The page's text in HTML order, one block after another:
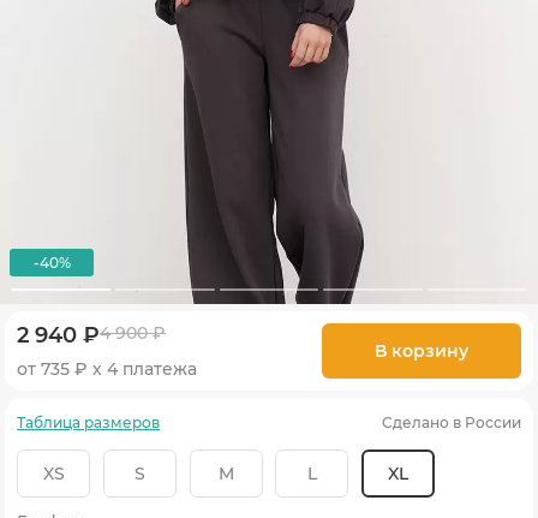
-40%
2 940 ₽4 900 ₽
от 735 ₽ х 4 платежа
В корзину
Таблица размеров Сделано в России
XS S M L XL